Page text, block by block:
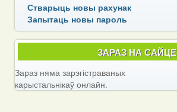
Стварыць новы рахунак
Запытаць новы пароль
ЗАРАЗ НА САЙЦЕ
Зараз няма зарэгістраваных
карыстальнікаў онлайн.